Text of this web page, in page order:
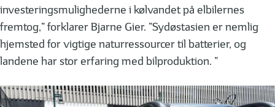
investeringsmulighederne i kølvandet på elbilernes
fremtog,” forklarer Bjarne Gier. ”Sydøstasien er nemlig
hjemsted for vigtige naturressourcer til batterier, og
landene har stor erfaring med bilproduktion. ”